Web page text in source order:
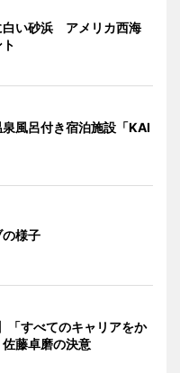
白い砂浜 アメリカ西海
風呂付き宿泊施設「KAI
様子
「すべてのキャリアをか
藤卓磨の決意